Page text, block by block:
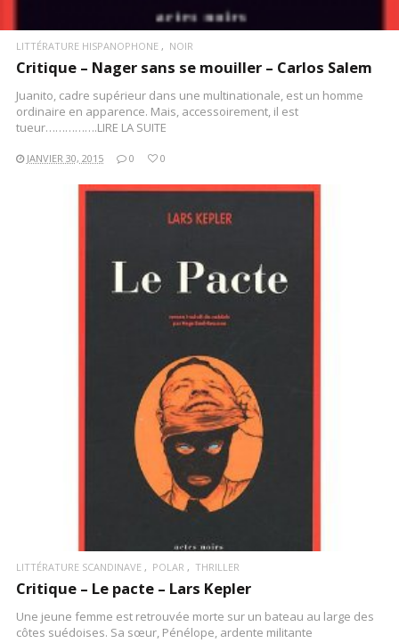
LITTÉRATURE HISPANOPHONE NOIR
Critique – Nager sans se mouiller – Carlos Salem
Juanito, cadre supérieur dans une multinationale, est un homme
ordinaire en apparence. Mais, accessoirement, il est
tueur…………….LIRE LA SUITE
JANVIER 30, 2015 0 0
LIRE LA SUITE
LITTÉRATURE SCANDINAVE POLAR THRILLER
Critique – Le pacte – Lars Kepler
Une jeune femme est retrouvée morte sur un bateau au large des
côtes suédoises. Sa sœur, Pénélope, ardente militante